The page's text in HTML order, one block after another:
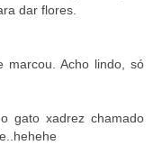
dar flores.
marcou. Acho lindo, só
gato xadrez chamado